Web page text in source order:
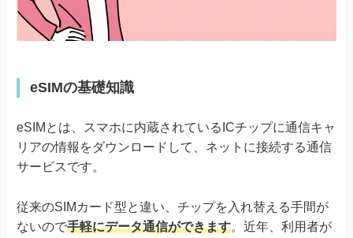
eSIMの基礎知識
eSIMとは、スマホに内蔵されているICチップに通信キャ
リアの情報をダウンロードして、ネットに接続する通信
サービスです。
従来のSIMカード型と違い、チップを入れ替える手間が
ないので手軽にデータ通信ができます。近年、利用者が